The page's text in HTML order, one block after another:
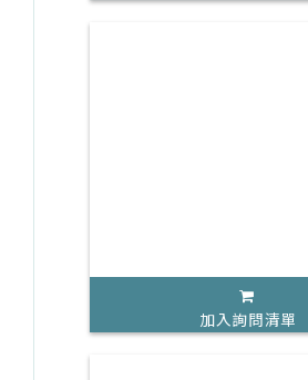
加入詢問清單